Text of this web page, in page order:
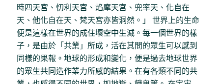
時四天宮、忉利天宮、焰摩天宮、兜率天、化自在
天、他化自在天、梵天宮亦皆洞然。」 世界上的生命
便是這樣在世界的成住壞空中生滅。每一個世界的樣
子，是由於「共業」所成，活在其間的眾生可以感到
同樣的果報。地球的形成和變化，便是過去地球世界
的眾生共同造作業力所感的結果。在有各類不同的共